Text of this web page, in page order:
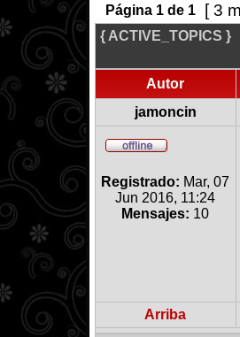
Página 1de 1 [ 3
{ ACTIVE_TOPICS }
Autor
jamoncin
Registrado: Mar, 07
Jun 2016, 11:24
Mensajes: 10
Arriba